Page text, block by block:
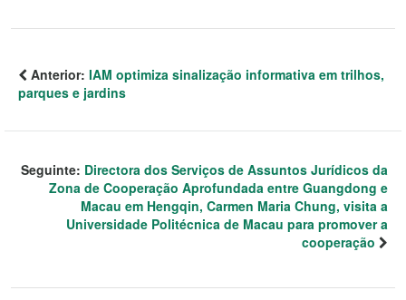
Anterior: IAM optimiza sinalização informativa em trilhos,
parques e jardins
Seguinte: Directora dos Serviços de Assuntos Jurídicos da
Zona de Cooperação Aprofundada entre Guangdong e
Macau em Hengqin, Carmen Maria Chung, visita a
Universidade Politécnica de Macau para promover a
cooperação